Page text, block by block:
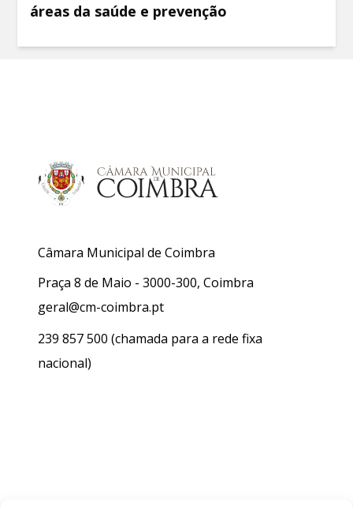
áreas da saúde e prevenção
Câmara Municipal de Coimbra
Praça 8 de Maio - 3000-300, Coimbra
geral@cm-coimbra.pt
239 857 500 (chamada para a rede fixa
nacional)